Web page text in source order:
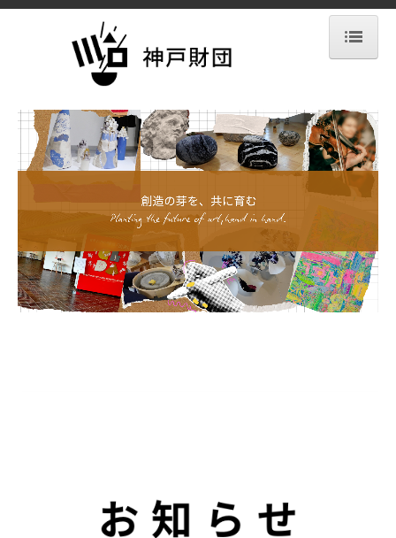
トップページ
助成事業
顕彰事業
CERAMIC LIFE DESIGN AWARD
リンク